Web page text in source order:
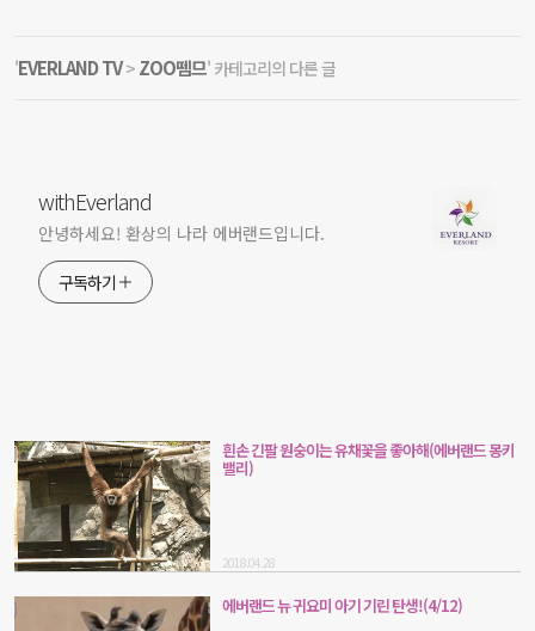
'EVERLAND TV> ZOO뗌므' 카테고리의 다른 글
withEverland
안녕하세요! 환상의 나라 에버랜드입니다.
구독하기
흰손 긴팔 원숭이는 유채꽃을 좋아해(에버랜드 몽키
밸리)
2018.04.28
에버랜드 뉴 귀요미 아기 기린 탄생!(4/12)